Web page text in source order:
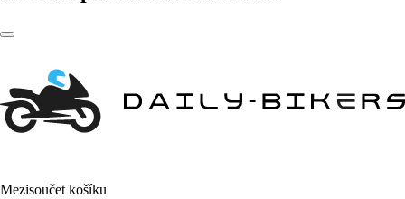
Mezisoučet košíku